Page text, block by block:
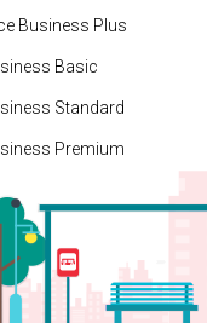
Business Plus
Basic
Standard
Premium